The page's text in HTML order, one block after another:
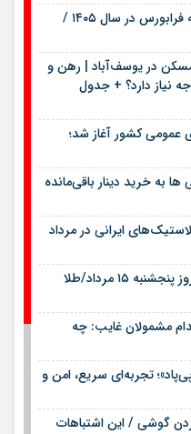
هشتمین عرضه اولیه فرابورس در سال ۱۴۰۵ /
در یوسف‌آباد | رهن و
نیاز دارد؟ + جدول
عمومی کشور آغاز شد؛
ها به خرید دینار باقی‌مانده
ایرانی در مرداد
قیمت طلا و سکه امروز پنجشنبه ۱۵ مرداد/طلا
مشمولان غایب: چه
تجربه‌ای سریع، امن و
گوشی / این اشتباهات